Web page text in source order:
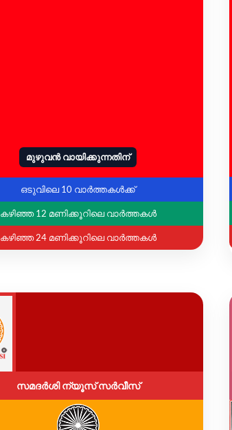
മുഴുവൻ വായിക്കുന്നതിന്
ഒടുവിലെ 10 വാർത്തകൾക്ക്
കഴിഞ്ഞ 12 മണിക്കൂറിലെ വാർത്തകൾ
കഴിഞ്ഞ 24 മണിക്കൂറിലെ വാർത്തകൾ
സമദർശി ന്യൂസ് സർവീസ്